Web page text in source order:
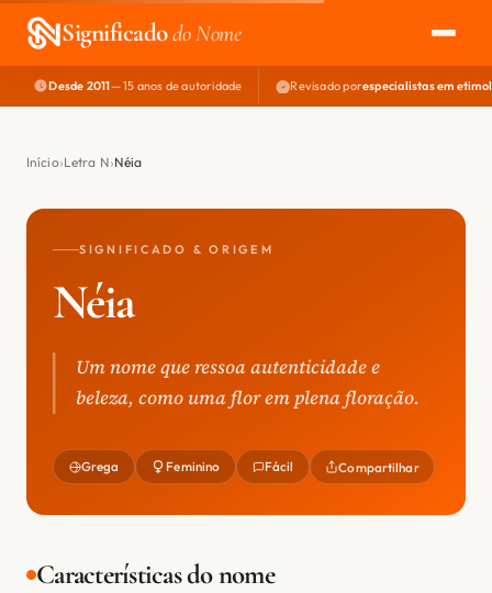
Significadodo Nome
EXPLORAR
NOME PERFEITO
Desde 2011— 15 anos de autoridade Revisado porespecialistas em
Início Letra N Néia
SIGNIFICADO & ORIGEM
Néia
Um nome que ressoa autenticidade e
beleza, como uma flor em plena floração.
Grega Feminino Fácil Compartilhar
Características do nome